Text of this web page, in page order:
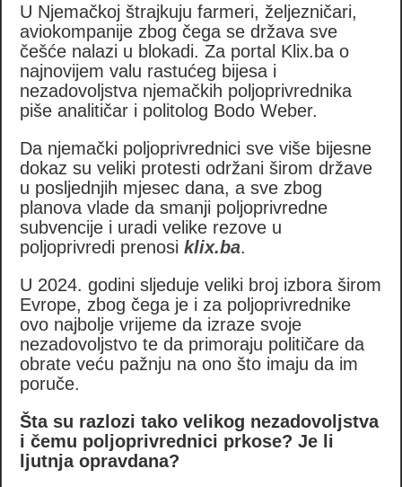
U Njemačkoj štrajkuju farmeri, željezničari,
aviokompanije zbog čega se država sve
češće nalazi u blokadi. Za portal Klix.ba o
najnovijem valu rastućeg bijesa i
nezadovoljstva njemačkih poljoprivrednika
piše analitičar i politolog Bodo Weber.
Da njemački poljoprivrednici sve više bijesne
dokaz su veliki protesti održani širom države
u posljednjih mjesec dana, a sve zbog
planova vlade da smanji poljoprivredne
subvencije i uradi velike rezove u
poljoprivredi prenosiklix.ba.
U 2024. godini sljeduje veliki broj izbora širom
Evrope, zbog čega je i za poljoprivrednike
ovo najbolje vrijeme da izraze svoje
nezadovoljstvo te da primoraju političare da
obrate veću pažnju na ono što imaju da im
poruče.
Šta su razlozi tako velikog nezadovoljstva
i čemu poljoprivrednici prkose? Je li
ljutnja opravdana?